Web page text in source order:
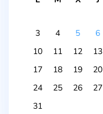
3
4 5 6
10
11 12 13
17
18 19 20
24
25 26 27
31